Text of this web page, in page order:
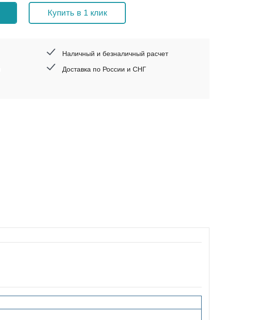
Купить в 1 клик
Наличный и безналичный расчет
Доставка по России и СНГ